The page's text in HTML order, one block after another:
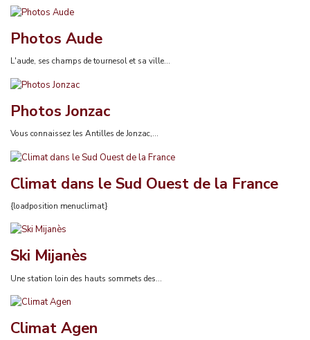
Photos Aude
L'aude, ses champs de tournesol et sa ville...
Photos Jonzac
Vous connaissez les Antilles de Jonzac,...
Climat dans le Sud Ouest de la France
{loadposition menuclimat}
Ski Mijanès
Une station loin des hauts sommets des...
Climat Agen